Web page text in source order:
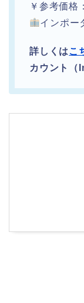
￥参考価格
インポー
詳しくはこ
カウント（